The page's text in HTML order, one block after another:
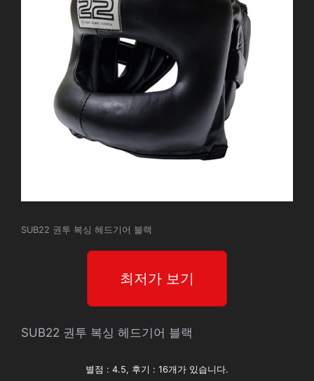
SUB22 권투 복싱 헤드기어 블랙
최저가 보기
SUB22 권투 복싱 헤드기어 블랙
별점 : 4.5, 후기 : 16개가 있습니다.